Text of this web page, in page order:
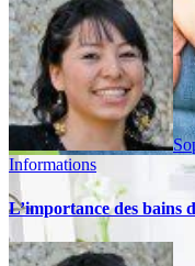
Informations
L’importance des bains